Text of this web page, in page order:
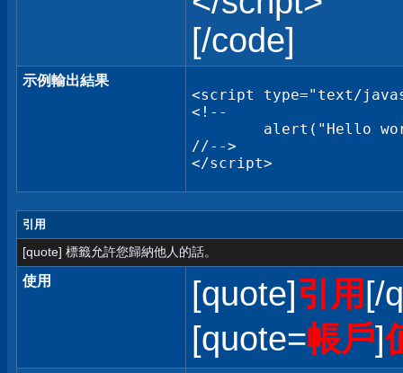
[/code]
示例輸出結果
<script type="text/
<!--
//-->
</script>
引用
[quote] 標籤允許您歸納他人的話。
使用 [quote] 引用 [/
[quote=帳戶]